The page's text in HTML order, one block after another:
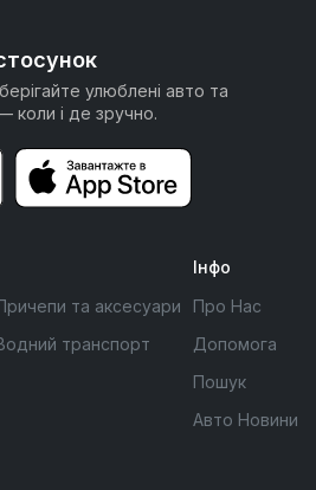
улюблені авто та
коли і де зручно.
та аксесуари
транспорт
Інфо
Про Нас
Допомога
Пошук
Авто Новини